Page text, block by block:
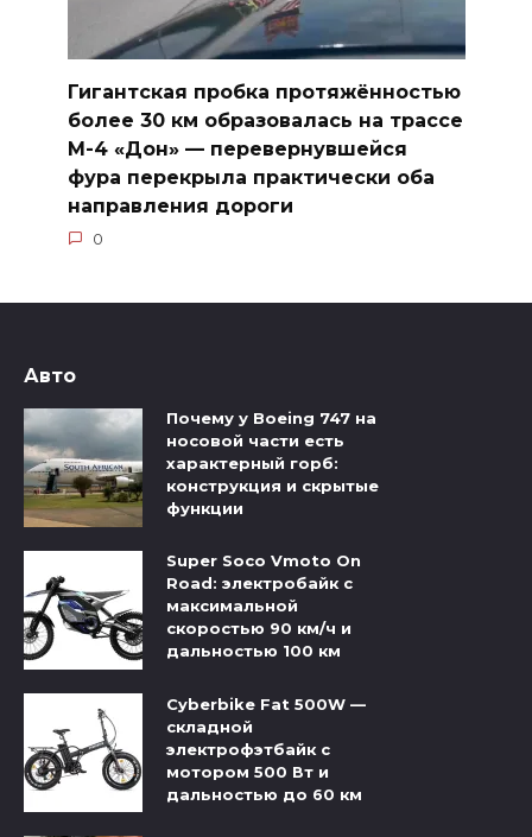
Гигантская пробка протяжённостью
более 30 км образовалась на трассе
М-4 «Дон» — перевернувшейся
фура перекрыла практически оба
направления дороги
0
Авто
Почему у Boeing 747 на
носовой части есть
характерный горб:
конструкция и скрытые
функции
Super Soco Vmoto On
Road: электробайк с
максимальной
скоростью 90 км/ч и
дальностью 100 км
Cyberbike Fat 500W —
складной
электрофэтбайк с
мотором 500 Вт и
дальностью до 60 км